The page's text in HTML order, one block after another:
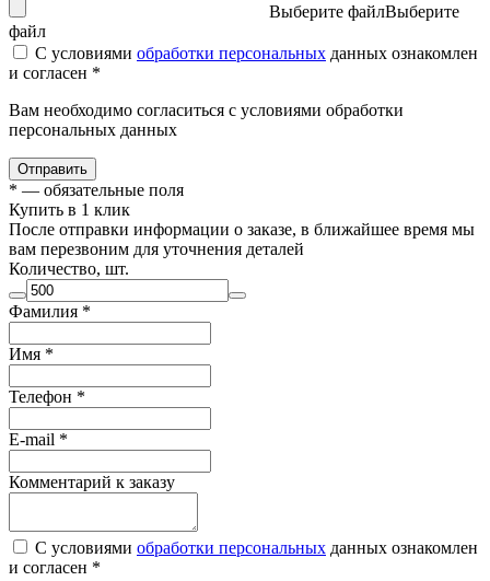
Выберите файлВыберите
файл
С условиями обработки персональных данных ознакомлен
и согласен *
Вам необходимо согласиться с условиями обработки
персональных данных
Отправить
* — обязательные поля
Купить в 1 клик
После отправки информации о заказе, в ближайшее время мы
вам перезвоним для уточнения деталей
Количество, шт.
Фамилия *
Имя *
Телефон *
E-mail *
Комментарий к заказу
С условиями обработки персональных данных ознакомлен
и согласен *